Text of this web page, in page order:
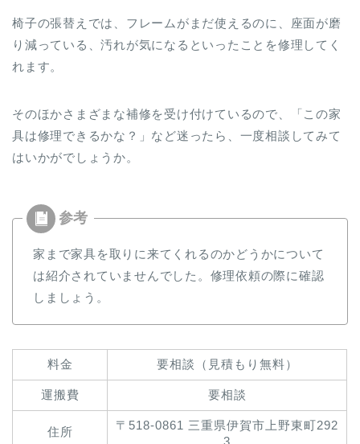
椅子の張替えでは、フレームがまだ使えるのに、座面が磨
り減っている、汚れが気になるといったことを修理してく
れます。
そのほかさまざまな補修を受け付けているので、「この家
具は修理できるかな？」など迷ったら、一度相談してみて
はいかがでしょうか。
家まで家具を取りに来てくれるのかどうかについて
は紹介されていませんでした。修理依頼の際に確認
しましょう。
料金 要相談（見積もり無料）
運搬費 要相談
住所
〒518-0861 三重県伊賀市上野東町292